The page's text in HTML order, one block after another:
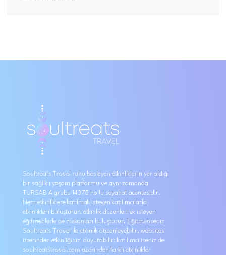
Soultreats Travel ruhu besleyen etkinliklerin yer aldığı
bir sağlıklı yaşam platformu ve aynı zamanda
TÜRSAB A grubu 14375 no'lu seyahat acentesidir.
Hem etkinliklere katılmak isteyen katılımcılarla
etkinlikleri buluşturur, etkinlik düzenlemek isteyen
eğitmenlerle de mekanları buluşturur. Eğitmenseniz
Soultreats Travel ile etkinlik düzenleyebilir, websitesi
üzerinden etkinliğinizi duyurabilir; katılımcı iseniz de
soultreatstravel.com üzerinden farklı etkinlikler